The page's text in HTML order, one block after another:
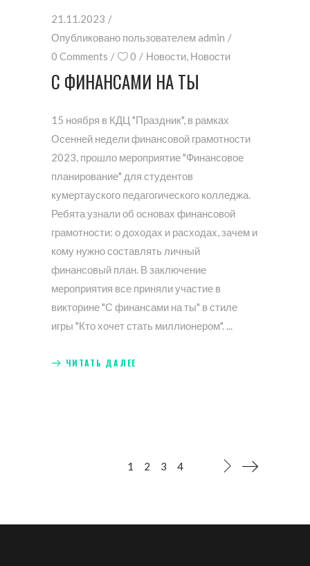
21.11.2023
Опубликовано пользователемadmin
0 Comments
0 Новости Новости
С ФИНАНСАМИ НА ТЫ
15 ноября в КДЦ "Праздник", в рамках
Осенней недели финансовой грамотности
2023, прошло мероприятие "Финансовое
планирование" для студентов
кумертауского педагогического колледжа.
Ребята узнали об основах финансовой
грамотности: о доходах и расходах, зачем и
кому нужно составлять личный
финансовый план. В заключение
мероприятия все приняли участие в
викторине "С финансами на ты" в стиле
игры "Кто хочет стать миллионером".
ЧИТАТЬ ДАЛЕЕ
1 2 3 4